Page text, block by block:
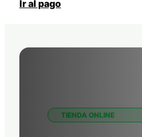
Ir al pago
TIENDA ONLINE